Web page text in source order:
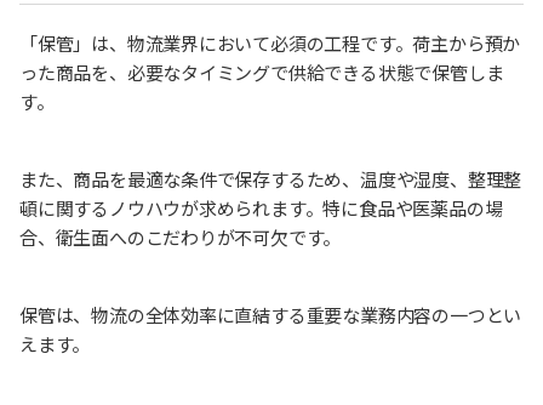
「保管」は、物流業界において必須の工程です。荷主から預か
った商品を、必要なタイミングで供給できる状態で保管しま
す。
また、商品を最適な条件で保存するため、温度や湿度、整理整
頓に関するノウハウが求められます。特に食品や医薬品の場
合、衛生面へのこだわりが不可欠です。
保管は、物流の全体効率に直結する重要な業務内容の一つとい
えます。